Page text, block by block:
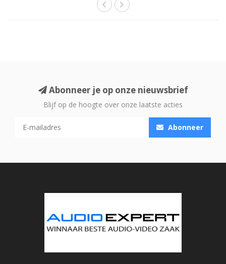
Abonneer je op onze nieuwsbrief
Blijf op de hoogte over onze laatste acties
Abonneer